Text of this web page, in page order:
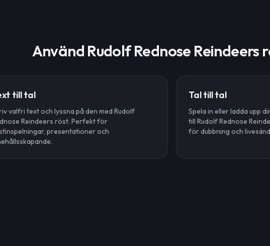
Använd Rudolf Rednose Reindeers
till tal
valfri text och lyssna på den med Rudolf
Reindeers röst. Perfekt för
presentationer och
Tal till tal
Spela in eller ladda upp
till Rudolf Rednose
för dubbning och